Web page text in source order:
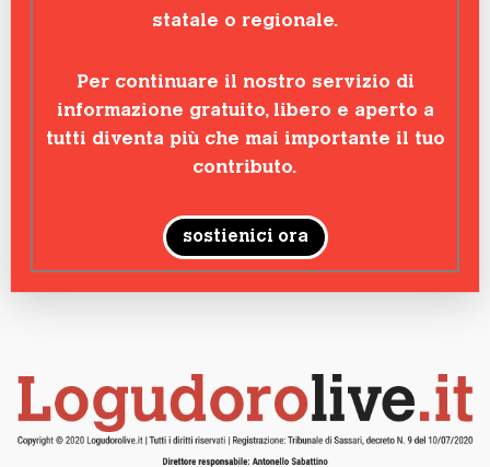
statale o regionale.
Per continuare il nostro servizio di
informazione gratuito, libero e aperto a
tutti diventa più che mai importante il tuo
contributo.
sostienici ora